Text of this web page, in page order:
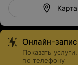
Карта
Онлайн-
Показать
по телефону